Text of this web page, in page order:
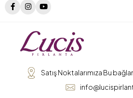
Satış Noktalarımıza Bu